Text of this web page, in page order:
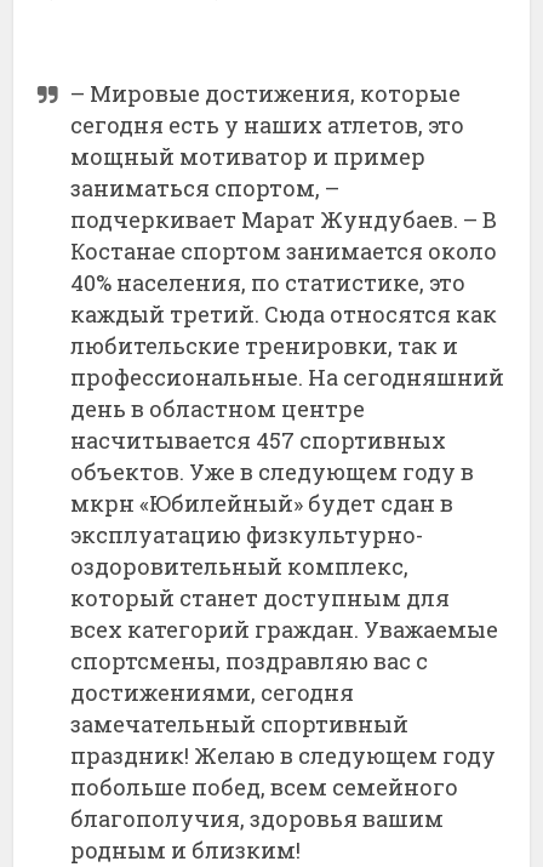
– Мировые достижения, которые
сегодня есть у наших атлетов, это
мощный мотиватор и пример
заниматься спортом, –
подчеркивает Марат Жундубаев. – В
Костанае спортом занимается около
40% населения, по статистике, это
каждый третий. Сюда относятся как
любительские тренировки, так и
профессиональные. На сегодняшний
день в областном центре
насчитывается 457 спортивных
объектов. Уже в следующем году в
мкрн «Юбилейный» будет сдан в
эксплуатацию физкультурно-
оздоровительный комплекс,
который станет доступным для
всех категорий граждан. Уважаемые
спортсмены, поздравляю вас с
достижениями, сегодня
замечательный спортивный
праздник! Желаю в следующем году
побольше побед, всем семейного
благополучия, здоровья вашим
родным и близким!